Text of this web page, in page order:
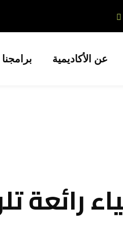
عن الأكاديمية برامجنا
رائعة